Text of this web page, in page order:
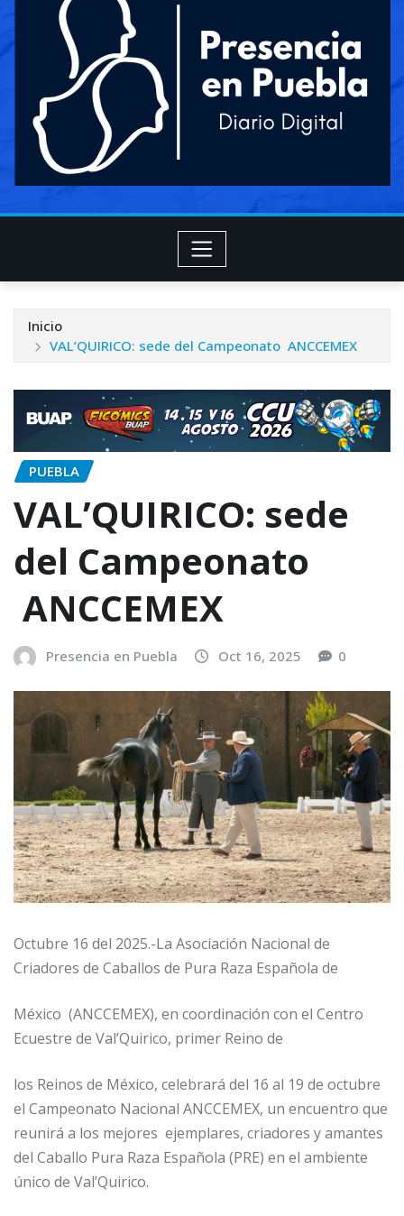
Inicio
VAL’QUIRICO: sede del Campeonato ANCCEMEX
PUEBLA
VAL’QUIRICO: sede
del Campeonato
ANCCEMEX
Presencia en Puebla Oct 16, 2025 0
Octubre 16 del 2025.-La Asociación Nacional de
Criadores de Caballos de Pura Raza Española de
México (ANCCEMEX), en coordinación con el Centro
Ecuestre de Val’Quirico, primer Reino de
los Reinos de México, celebrará del 16 al 19 de octubre
el Campeonato Nacional ANCCEMEX, un encuentro que
reunirá a los mejores ejemplares, criadores y amantes
del Caballo Pura Raza Española (PRE) en el ambiente
único de Val’Quirico.